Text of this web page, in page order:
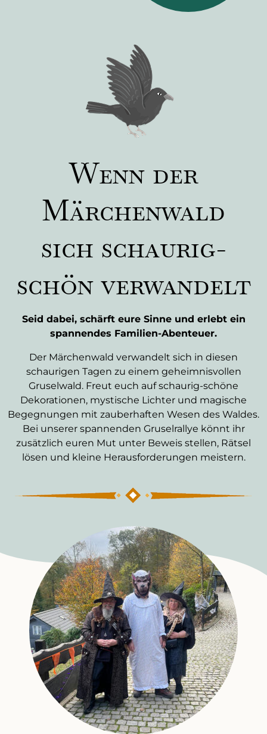
Wenn der
Märchenwald
sich schaurig-
schön verwandelt
Seid dabei, schärft eure Sinne und erlebt ein
spannendes Familien-Abenteuer.
Der Märchenwald verwandelt sich in diesen
schaurigen Tagen zu einem geheimnisvollen
Gruselwald. Freut euch auf schaurig-schöne
Dekorationen, mystische Lichter und magische
Begegnungen mit zauberhaften Wesen des Waldes.
Bei unserer spannenden Gruselrallye könnt ihr
zusätzlich euren Mut unter Beweis stellen, Rätsel
lösen und kleine Herausforderungen meistern.